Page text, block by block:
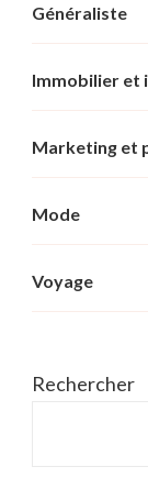
Généraliste
Immobilier et
Marketing et
Mode
Voyage
Rechercher